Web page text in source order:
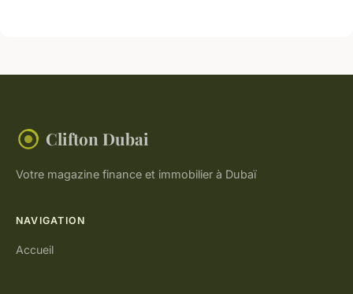
Clifton Dubai
Votre magazine finance et immobilier à Dubaï
NAVIGATION
Accueil